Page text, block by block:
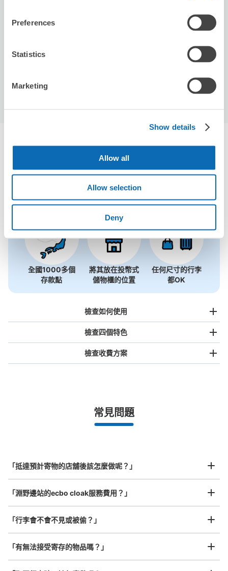
Preferences
Statistics
Marketing
Show details
Allow all
Allow selection
Deny
淵野邊站附近推薦的寄物櫃
1個投幣式置物櫃
なく、駅員さんに聞かないと、ロッカーの場所には気づか
ないと思います。
使用ecbo斗篷存放行李
全國1000多個
存款點
將其放在投幣式
儲物櫃的位置
任何尺寸的行李
都OK
檢查如何使用
事先用手機預約
指定的日期和時間
工作人員拍完行李照片後
檢查四個特色
全國有1,000家以上合作店鋪
我們與許多地點方便的車站內店舖以及24小時營業的店鋪合作。
檢查收費方案
最長邊未滿45cm的行李（小型背包、手提包、手提行李
¥800/日
常見問題
「抵達預計寄物的店舖後該怎麼做呢？」
「淵野邊站的ecbo cloak服務費用？」
「行李會不會不見或被偷？」
「有無法接受寄存的物品嗎？」